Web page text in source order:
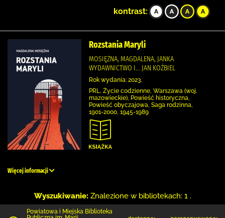
kontrast:
Rozstania Maryli
MOSIĘŻNA, MAGDALENA, JANKA
WYDAWNICTWO I... JAN KOŹBIEL
Rok wydania: 2023.
PRL, Życie codzienne, Warszawa (woj.
mazowieckie), Powieść historyczna,
Powieść obyczajowa, Saga rodzinna,
1901-2000, 1945-1989
Więcej informacji
Wyszukiwanie: Znalezione w bibliotekach: 1 .
Powiatowa i Miejska Biblioteka